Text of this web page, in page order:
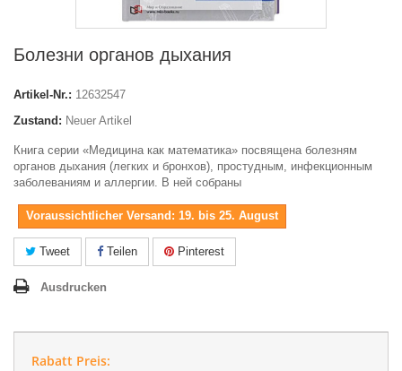
Болезни органов дыхания
Artikel-Nr.: 12632547
Zustand: Neuer Artikel
Книга серии «Медицина как математика» посвящена болезням
органов дыхания (легких и бронхов), простудным, инфекционным
заболеваниям и аллергии. В ней собраны
Voraussichtlicher Versand: 19. bis 25. August
Tweet Teilen Pinterest
Ausdrucken
Rabatt Preis: